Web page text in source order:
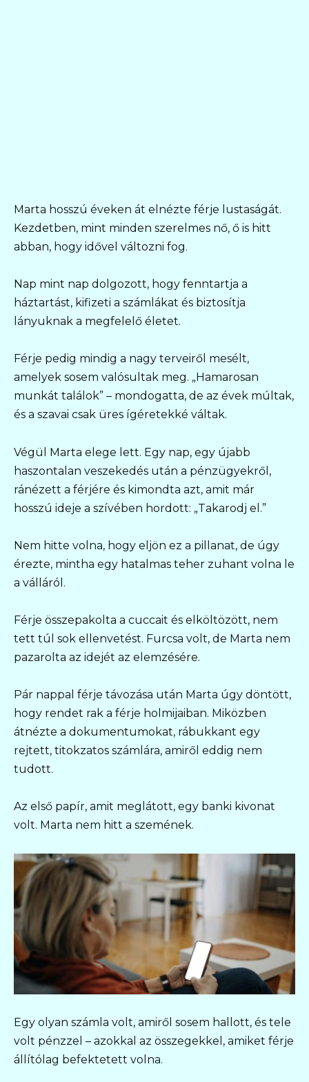
Marta hosszú éveken át elnézte férje lustaságát.
Kezdetben, mint minden szerelmes nő, ő is hitt
abban, hogy idővel változni fog.
Nap mint nap dolgozott, hogy fenntartja a
háztartást, kifizeti a számlákat és biztosítja
lányuknak a megfelelő életet.
Férje pedig mindig a nagy terveiről mesélt,
amelyek sosem valósultak meg. „Hamarosan
munkát találok” – mondogatta, de az évek múltak,
és a szavai csak üres ígéretekké váltak.
Végül Marta elege lett. Egy nap, egy újabb
haszontalan veszekedés után a pénzügyekről,
ránézett a férjére és kimondta azt, amit már
hosszú ideje a szívében hordott: „Takarodj el.”
Nem hitte volna, hogy eljön ez a pillanat, de úgy
érezte, mintha egy hatalmas teher zuhant volna le
a válláról.
Férje összepakolta a cuccait és elköltözött, nem
tett túl sok ellenvetést. Furcsa volt, de Marta nem
pazarolta az idejét az elemzésére.
Pár nappal férje távozása után Marta úgy döntött,
hogy rendet rak a férje holmijaiban. Miközben
átnézte a dokumentumokat, rábukkant egy
rejtett, titokzatos számlára, amiről eddig nem
tudott.
Az első papír, amit meglátott, egy banki kivonat
volt. Marta nem hitt a szemének.
Egy olyan számla volt, amiről sosem hallott, és tele
volt pénzzel – azokkal az összegekkel, amiket férje
állítólag befektetett volna.